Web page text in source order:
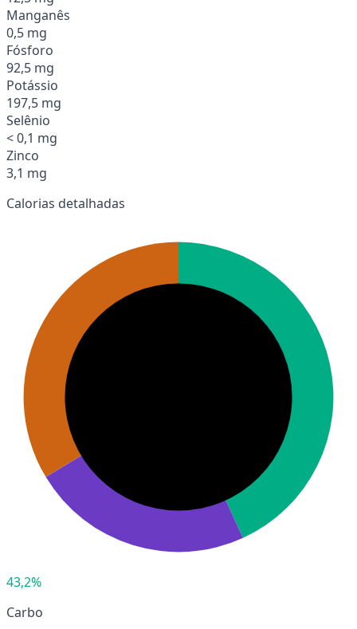
Manganês
0,5 mg
Fósforo
92,5 mg
Potássio
197,5 mg
Selênio
< 0,1 mg
Zinco
3,1 mg
Calorias detalhadas
43,2%
Carbo